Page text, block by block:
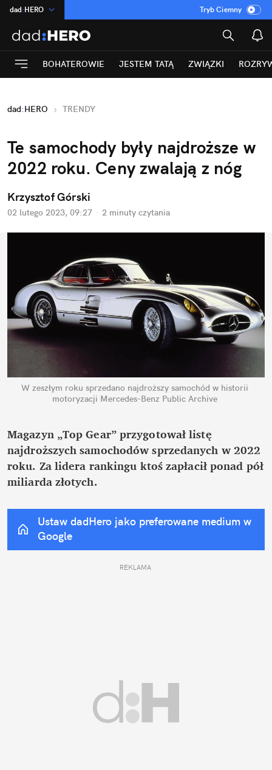
dad:HERO
:Temat
INN:Poland
ASZ:dziennik
Rozrywka
Tryb Ciemny
BOHATEROWIE JESTEM TATĄ ZWIĄZKI
dad:HERO TRENDY
Te samochody były najdroższe w
2022 roku. Ceny zwalają z nóg
Krzysztof Górski
02 lutego 2023, 09:27 · 2 minuty czytania
W zeszłym roku sprzedano najdroższy samochód w historii
motoryzacji Mercedes-Benz Public Archive
Magazyn „Top Gear” przygotował listę
najdroższych samochodów sprzedanych w 2022
roku. Za lidera rankingu ktoś zapłacił ponad pół
miliarda złotych.
Ustaw dadHero jako preferowane medium w
Google
REKLAMA